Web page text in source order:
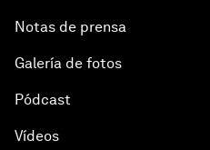
Notas de prensa
Galería de fotos
Pódcast
Vídeos